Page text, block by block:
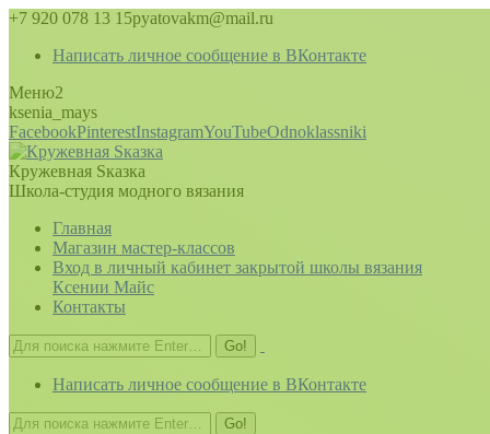
+7 920 078 13 15pyatovakm@mail.ru
Написать личное сообщение в ВКонтакте
Меню2
ksenia_mays
FacebookPinterestInstagramYouTubeOdnoklassniki
Кружевная Sказка
Школа-студия модного вязания
Главная
Магазин мастер-классов
Вход в личный кабинет закрытой школы вязания
Ксении Майс
Контакты
Написать личное сообщение в ВКонтакте
You are here: